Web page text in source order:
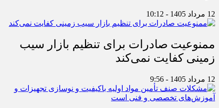
12 مرداد 1405 - 10:12
ممنوعیت صادرات برای تنظیم بازار سیب
زمینی کفایت نمی‌کند
12 مرداد 1405 - 9:56